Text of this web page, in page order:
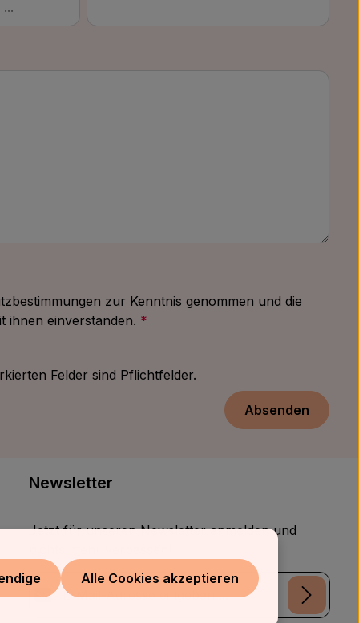
zur Kenntnis genommen und die
ihnen einverstanden. *
Felder sind Pflichtfelder.
Absenden
Newsletter
Jetzt für unseren Newsletter anmelden und
E-Mail-Adresse*Alle Cookies akzeptieren